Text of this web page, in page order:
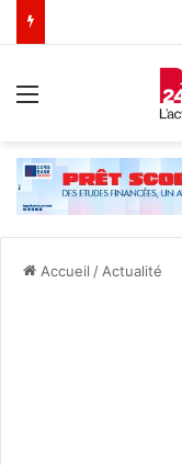
Accueil / Actualité